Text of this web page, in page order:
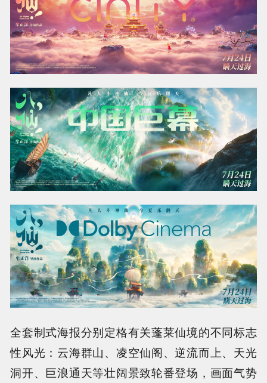
全套制式海报分别定格有关蓬莱仙境的不同标志
性风光：云海群山、凌空仙阁、逆流而上、天光
洞开、巨浪通天等壮阔景致轮番登场，画面气势